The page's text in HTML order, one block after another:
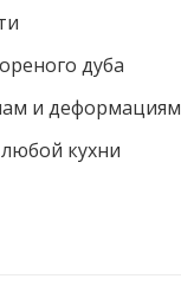
дуба
и деформациям
кухни